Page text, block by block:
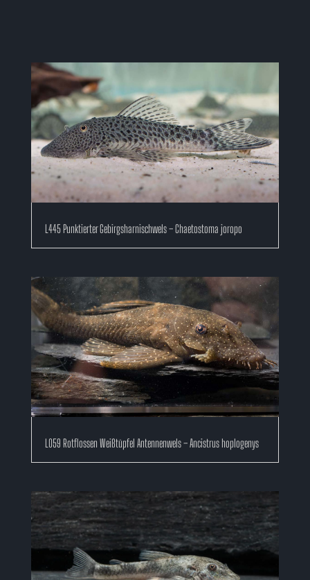
L445 Punktierter Gebirgsharnischwels – Chaetostoma joropo
L059 Rotflossen Weißtüpfel Antennenwels – Ancistrus hoplogenys